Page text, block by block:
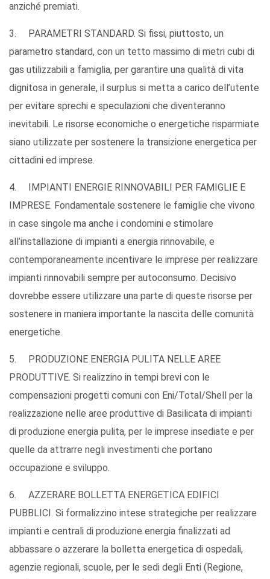
anziché premiati.
3. PARAMETRI STANDARD. Si fissi, piuttosto, un
parametro standard, con un tetto massimo di metri cubi di
gas utilizzabili a famiglia, per garantire una qualità di vita
dignitosa in generale, il surplus si metta a carico dell’utente
per evitare sprechi e speculazioni che diventeranno
inevitabili. Le risorse economiche o energetiche risparmiate
siano utilizzate per sostenere la transizione energetica per
cittadini ed imprese.
4. IMPIANTI ENERGIE RINNOVABILI PER FAMIGLIE E
IMPRESE. Fondamentale sostenere le famiglie che vivono
in case singole ma anche i condomini e stimolare
all’installazione di impianti a energia rinnovabile, e
contemporaneamente incentivare le imprese per realizzare
impianti rinnovabili sempre per autoconsumo. Decisivo
dovrebbe essere utilizzare una parte di queste risorse per
sostenere in maniera importante la nascita delle comunità
energetiche.
5. PRODUZIONE ENERGIA PULITA NELLE AREE
PRODUTTIVE. Si realizzino in tempi brevi con le
compensazioni progetti comuni con Eni/Total/Shell per la
realizzazione nelle aree produttive di Basilicata di impianti
di produzione energia pulita, per le imprese insediate e per
quelle da attrarre negli investimenti che portano
occupazione e sviluppo.
6. AZZERARE BOLLETTA ENERGETICA EDIFICI
PUBBLICI. Si formalizzino intese strategiche per realizzare
impianti e centrali di produzione energia finalizzati ad
abbassare o azzerare la bolletta energetica di ospedali,
agenzie regionali, scuole, per le sedi degli Enti (Regione,